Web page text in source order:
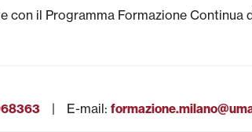
E-mail:
il Programma Formazione Continua